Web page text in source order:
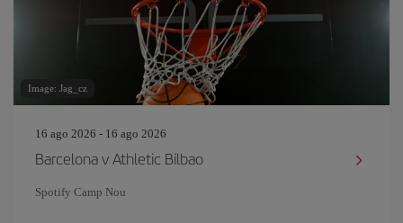
Image: Jag_cz
16 ago 2026 - 16 ago 2026
Barcelona v Athletic Bilbao
Spotify Camp Nou